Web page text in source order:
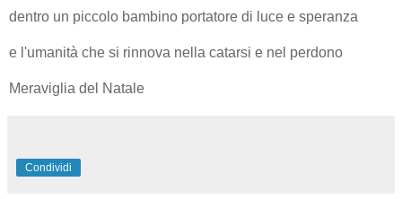
dentro un piccolo bambino portatore di luce e speranza
e l'umanità che si rinnova nella catarsi e nel perdono
Meraviglia del Natale
Condividi